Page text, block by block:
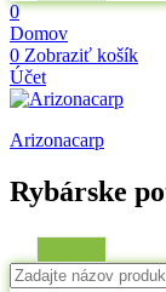
0
Domov
0 Zobraziť košík
Účet
Arizonacarp
Rybárske